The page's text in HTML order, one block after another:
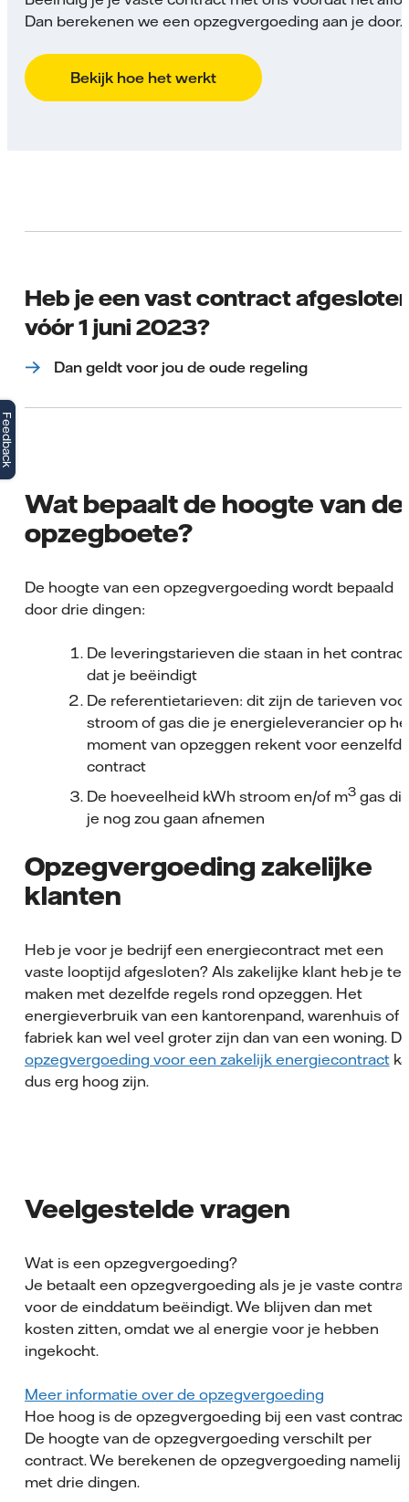
Dan berekenen we een opzegvergoeding aan je door.
Bekijk hoe het werkt
Heb je een vast contract
vóór 1 juni 2023?
Dan geldt voor jou de oude regeling
Wat bepaalt de hoogte van de
opzegboete?
De hoogte van een opzegvergoeding wordt bepaald
door drie dingen:
De leveringstarieven die staan in het contract
dat je beëindigt
De referentietarieven: dit zijn de tarieven
stroom of gas die je energieleverancier op
moment van opzeggen rekent voor
contract
De hoeveelheid kWh stroom en/of m3gas
je nog zou gaan afnemen
Opzegvergoeding zakelijke
klanten
Heb je voor je bedrijf een energiecontract met een
vaste looptijd afgesloten? Als zakelijke klant heb je te
maken met dezelfde regels rond opzeggen. Het
energieverbruik van een kantorenpand, warenhuis of
fabriek kan wel veel groter zijn dan van een woning.
opzegvergoeding voor een zakelijk energiecontract
dus erg hoog zijn.
Veelgestelde vragen
Wat is een opzegvergoeding?
Je betaalt een opzegvergoeding als je je vaste
voor de einddatum beëindigt. We blijven dan met
kosten zitten, omdat we al energie voor je hebben
ingekocht.
Meer informatie over de opzegvergoeding
Hoe hoog is de opzegvergoeding bij een vast
De hoogte van de opzegvergoeding verschilt per
contract. We berekenen de opzegvergoeding namelijk
met drie dingen.
Feedback